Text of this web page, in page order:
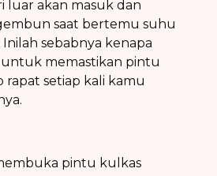
luar akan masuk dan
saat bertemu suhu
sebabnya kenapa
memastikan pintu
setiap kali kamu
pintu kulkas